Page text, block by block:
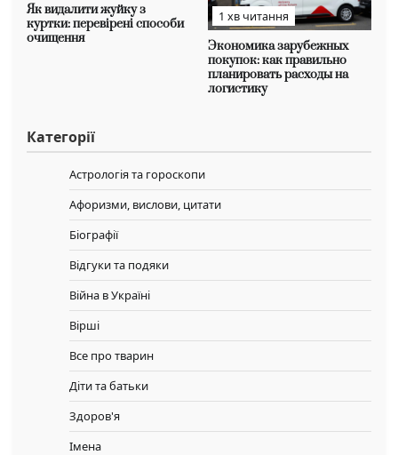
Як видалити жуйку з
куртки: перевірені способи
очищення
1 хв читання
Экономика зарубежных
покупок: как правильно
планировать расходы на
логистику
Категорії
Астрологія та гороскопи
Афоризми, вислови, цитати
Біографії
Відгуки та подяки
Війна в Україні
Вірші
Все про тварин
Діти та батьки
Здоров'я
Імена